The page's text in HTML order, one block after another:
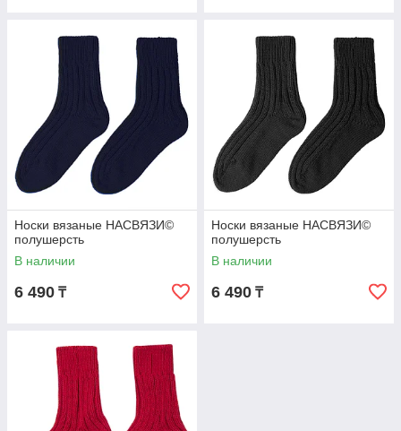
Носки вязаные НАСВЯЗИ©
полушерсть
В наличии
6 490 ₸
Носки вязаные НАСВЯЗИ©
полушерсть
В наличии
6 490 ₸